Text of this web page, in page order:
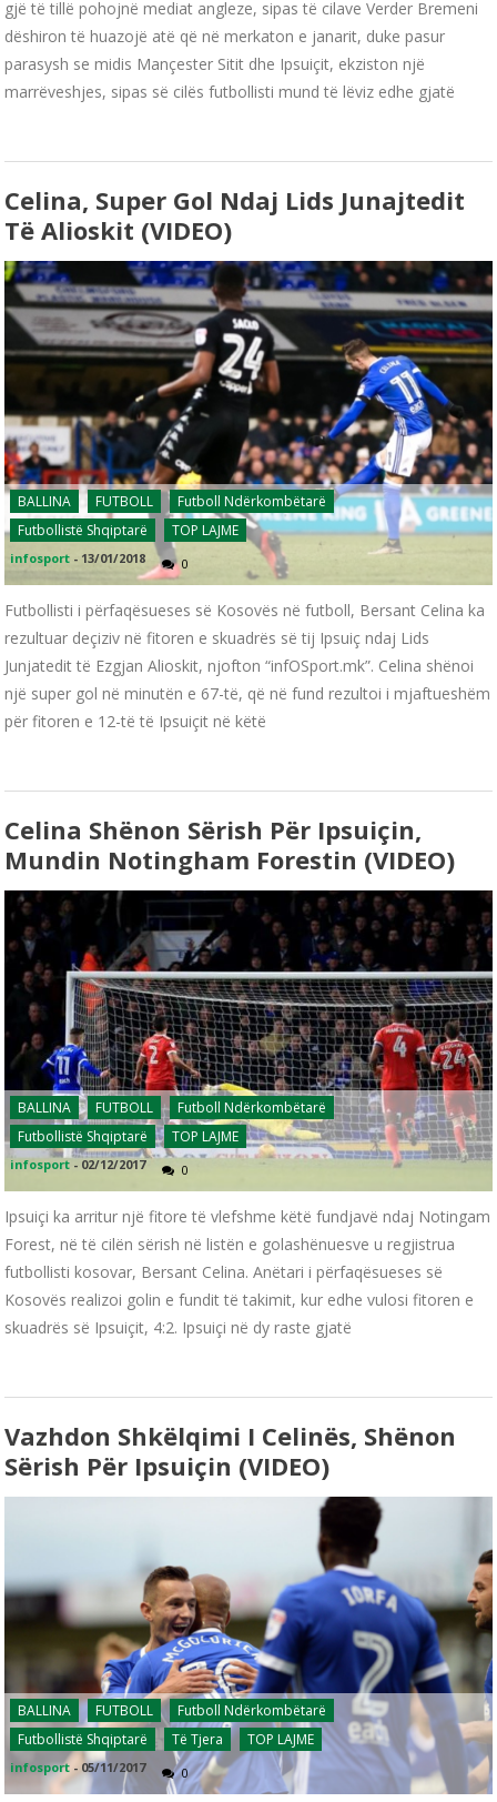
gjë të tillë pohojnë mediat angleze, sipas të cilave Verder Bremeni
dëshiron të huazojë atë që në merkaton e janarit, duke pasur
parasysh se midis Mançester Sitit dhe Ipsuiçit, ekziston një
marrëveshjes, sipas së cilës futbollisti mund të lëviz edhe gjatë
Celina, Super Gol Ndaj Lids Junajtedit
Të Alioskit (VIDEO)
BALLINA FUTBOLL
Futboll Ndërkombëtarë
Futbollistë Shqiptarë
TOP LAJME
infosport - 13/01/2018 0
Futbollisti i përfaqësueses së Kosovës në futboll, Bersant Celina ka
rezultuar deçiziv në fitoren e skuadrës së tij Ipsuiç ndaj Lids
Junjatedit të Ezgjan Alioskit, njofton “infOSport.mk”. Celina shënoi
një super gol në minutën e 67-të, që në fund rezultoi i mjaftueshëm
për fitoren e 12-të të Ipsuiçit në këtë
Celina Shënon Sërish Për Ipsuiçin,
Mundin Notingham Forestin (VIDEO)
BALLINA FUTBOLL
Futboll Ndërkombëtarë
Futbollistë Shqiptarë
TOP LAJME
infosport - 02/12/2017 0
Ipsuiçi ka arritur një fitore të vlefshme këtë fundjavë ndaj Notingam
Forest, në të cilën sërish në listën e golashënuesve u regjistrua
futbollisti kosovar, Bersant Celina. Anëtari i përfaqësueses së
Kosovës realizoi golin e fundit të takimit, kur edhe vulosi fitoren e
skuadrës së Ipsuiçit, 4:2. Ipsuiçi në dy raste gjatë
Vazhdon Shkëlqimi I Celinës, Shënon
Sërish Për Ipsuiçin (VIDEO)
BALLINA FUTBOLL
Futboll Ndërkombëtarë
Futbollistë Shqiptarë
Të Tjera TOP LAJME
infosport - 05/11/2017 0